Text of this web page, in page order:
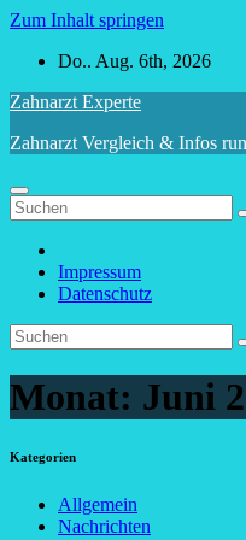
Zum Inhalt springen
Do.. Aug. 6th, 2026
Zahnarzt Experte
Zahnarzt Vergleich & Infos
Impressum
Datenschutz
Monat: Juni
Kategorien
Allgemein
Nachrichten